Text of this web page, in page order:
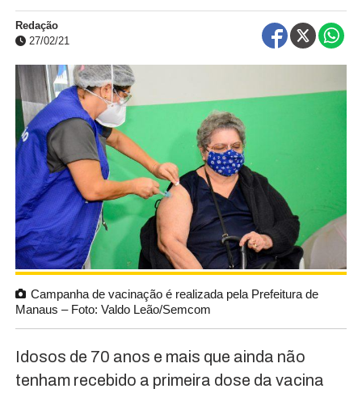
Redação
27/02/21
Campanha de vacinação é realizada pela Prefeitura de
Manaus – Foto: Valdo Leão/Semcom
Idosos de 70 anos e mais que ainda não
tenham recebido a primeira dose da vacina